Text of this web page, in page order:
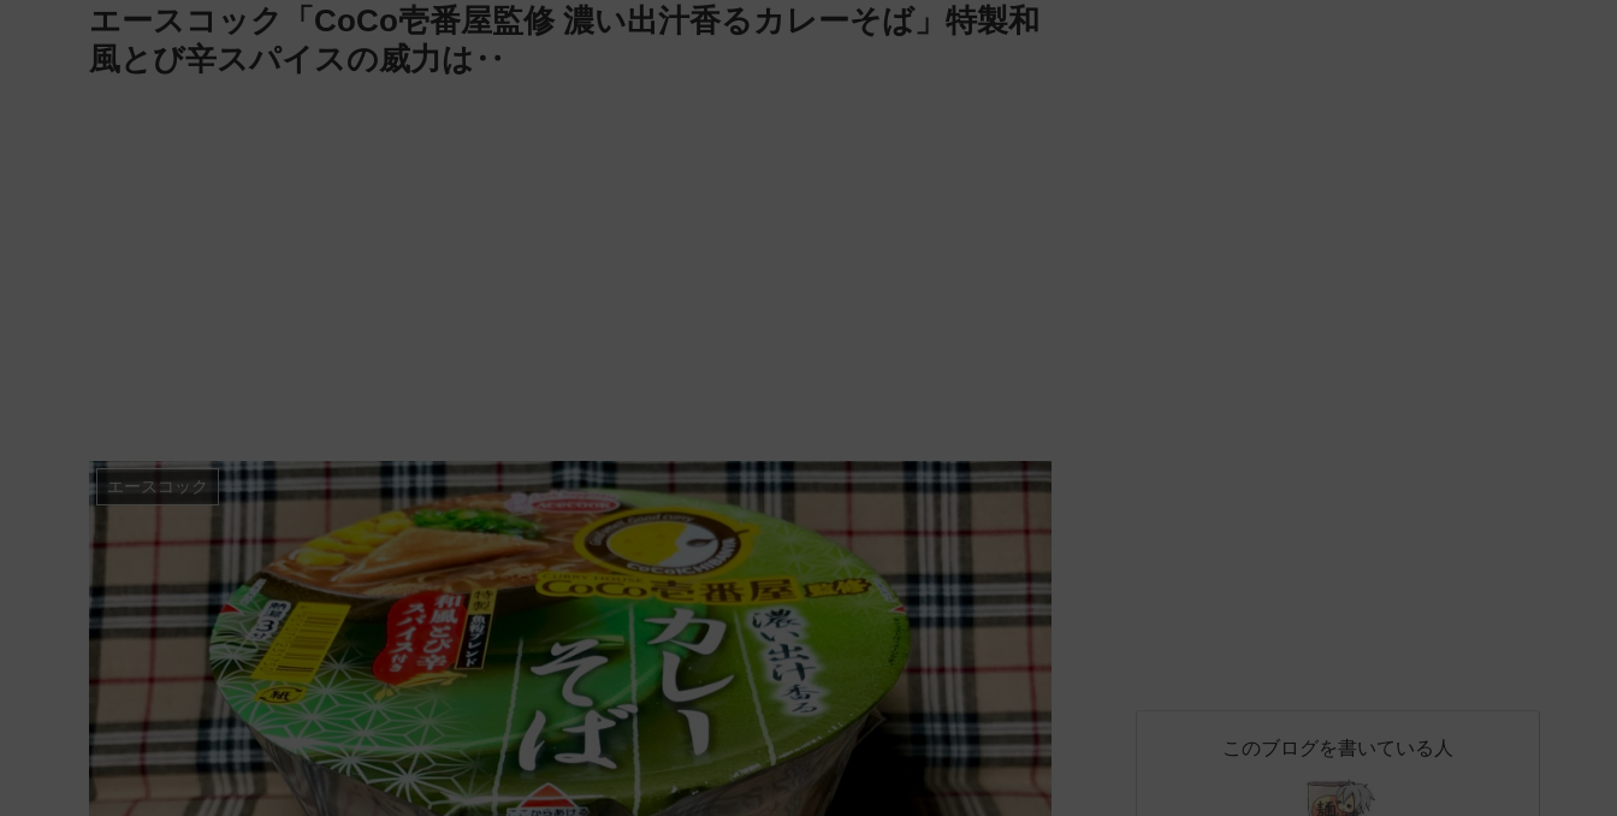
エースコック「CoCo壱番屋監修 濃い出汁香るカレーそば」特製和
風とび辛スパイスの威力は‥
エースコック
このブログを書いている人